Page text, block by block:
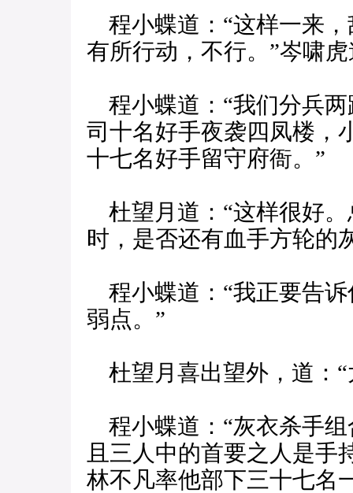
程小蝶道：“这样一来
有所行动，不行。”岑啸
程小蝶道：“我们分兵
司十名好手夜袭四凤楼，
十七名好手留守府衙。”
杜望月道：“这样很好
时，是否还有血手方轮的
程小蝶道：“我正要告
弱点。”
杜望月喜出望外，道：“
程小蝶道：“灰衣杀手
且三人中的首要之人是手
林不凡率他部下三十七名